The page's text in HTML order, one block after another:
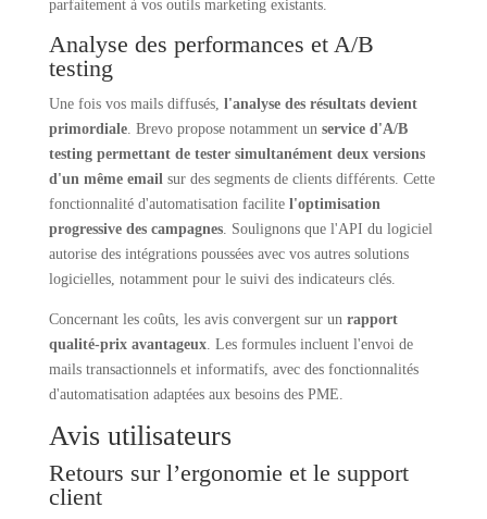
parfaitement à vos outils marketing existants.
Analyse des performances et A/B
testing
Une fois vos mails diffusés, l'analyse des résultats devient
primordiale. Brevo propose notamment un service d'A/B
testing permettant de tester simultanément deux versions
d'un même email sur des segments de clients différents. Cette
fonctionnalité d'automatisation facilite l'optimisation
progressive des campagnes. Soulignons que l'API du logiciel
autorise des intégrations poussées avec vos autres solutions
logicielles, notamment pour le suivi des indicateurs clés.
Concernant les coûts, les avis convergent sur un rapport
qualité-prix avantageux. Les formules incluent l'envoi de
mails transactionnels et informatifs, avec des fonctionnalités
d'automatisation adaptées aux besoins des PME.
Avis utilisateurs
Retours sur l’ergonomie et le support
client